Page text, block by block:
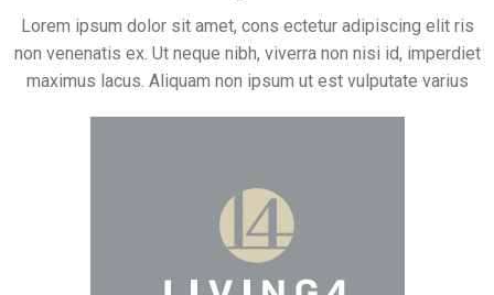
Lorem ipsum dolor sit amet, cons ectetur adipiscing elit ris
non venenatis ex. Ut neque nibh, viverra non nisi id, imperdiet
maximus lacus. Aliquam non ipsum ut est vulputate varius